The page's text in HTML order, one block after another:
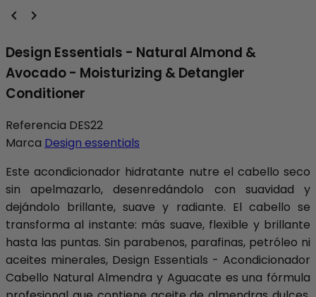
 
Design Essentials - Natural Almond &
Avocado - Moisturizing & Detangler
Conditioner
Referencia DES22
Marca Design essentials
Este acondicionador hidratante nutre el cabello seco
sin apelmazarlo, desenredándolo con suavidad y
dejándolo brillante, suave y radiante. El cabello se
transforma al instante: más suave, flexible y brillante
hasta las puntas. Sin parabenos, parafinas, petróleo ni
aceites minerales, Design Essentials - Acondicionador
Cabello Natural Almendra y Aguacate es una fórmula